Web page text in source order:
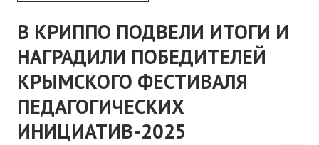
В КРИППО ПОДВЕЛИ ИТОГИ И
НАГРАДИЛИ ПОБЕДИТЕЛЕЙ
КРЫМСКОГО ФЕСТИВАЛЯ
ПЕДАГОГИЧЕСКИХ
ИНИЦИАТИВ-2025